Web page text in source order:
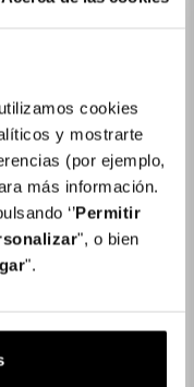
cookies
y mostrarte
(por ejemplo,
más información.
‘’Permitir
", o bien
".
De Ecrã
Antiespia
Samsung Galaxy
4G